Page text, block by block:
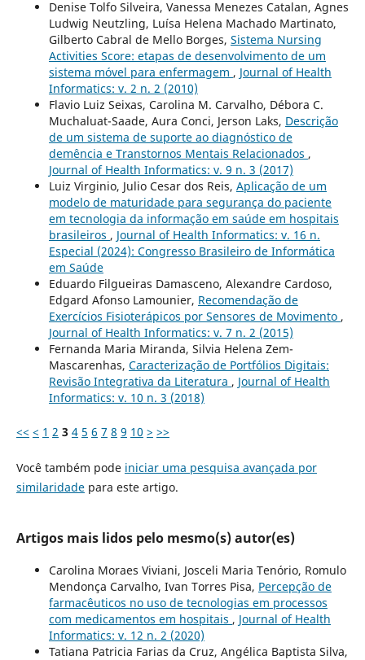
Denise Tolfo Silveira, Vanessa Menezes Catalan, Agnes
Ludwig Neutzling, Luísa Helena Machado Martinato,
Gilberto Cabral de Mello Borges, Sistema Nursing
Activities Score: etapas de desenvolvimento de um
sistema móvel para enfermagem , Journal of Health
Informatics: v. 2 n. 2 (2010)
Flavio Luiz Seixas, Carolina M. Carvalho, Débora C.
Muchaluat-Saade, Aura Conci, Jerson Laks, Descrição
de um sistema de suporte ao diagnóstico de
demência e Transtornos Mentais Relacionados ,
Journal of Health Informatics: v. 9 n. 3 (2017)
Luiz Virginio, Julio Cesar dos Reis, Aplicação de um
modelo de maturidade para segurança do paciente
em tecnologia da informação em saúde em hospitais
brasileiros , Journal of Health Informatics: v. 16 n.
Especial (2024): Congresso Brasileiro de Informática
em Saúde
Eduardo Filgueiras Damasceno, Alexandre Cardoso,
Edgard Afonso Lamounier, Recomendação de
Exercícios Fisioterápicos por Sensores de Movimento ,
Journal of Health Informatics: v. 7 n. 2 (2015)
Fernanda Maria Miranda, Silvia Helena Zem-
Mascarenhas, Caracterização de Portfólios Digitais:
Revisão Integrativa da Literatura , Journal of Health
Informatics: v. 10 n. 3 (2018)
<< < 1 2 3 4 5 6 7 8 9 10 > >>
Você também pode iniciar uma pesquisa avançada por
similaridadepara este artigo.
Artigos mais lidos pelo mesmo(s) autor(es)
Carolina Moraes Viviani, Josceli Maria Tenório, Romulo
Mendonça Carvalho, Ivan Torres Pisa, Percepção de
farmacêuticos no uso de tecnologias em processos
com medicamentos em hospitais , Journal of Health
Informatics: v. 12 n. 2 (2020)
Tatiana Patricia Farias da Cruz, Angélica Baptista Silva,